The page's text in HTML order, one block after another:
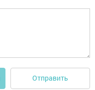
Отправить